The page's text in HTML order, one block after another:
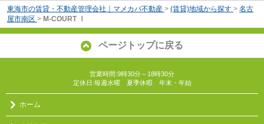
東海市の賃貸・不動産管理会社｜マメカバ不動産 > (賃貸)地域から探す > 名古
屋市南区 > M-COURT Ⅰ
ページトップに戻る
営業時間:9時30分～18時30分
定休日:毎週水曜 夏季休暇 年末・年始
ホーム